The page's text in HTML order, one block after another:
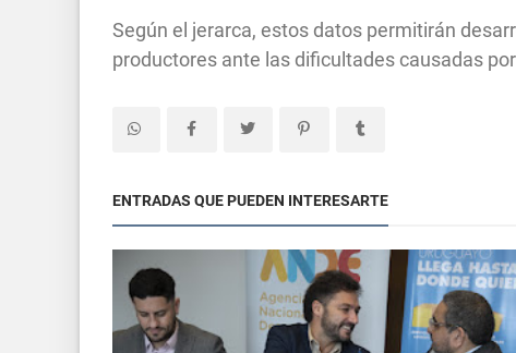
Según el jerarca, estos datos permitirán
productores ante las dificultades causadas
ENTRADAS QUE PUEDEN INTERESARTE